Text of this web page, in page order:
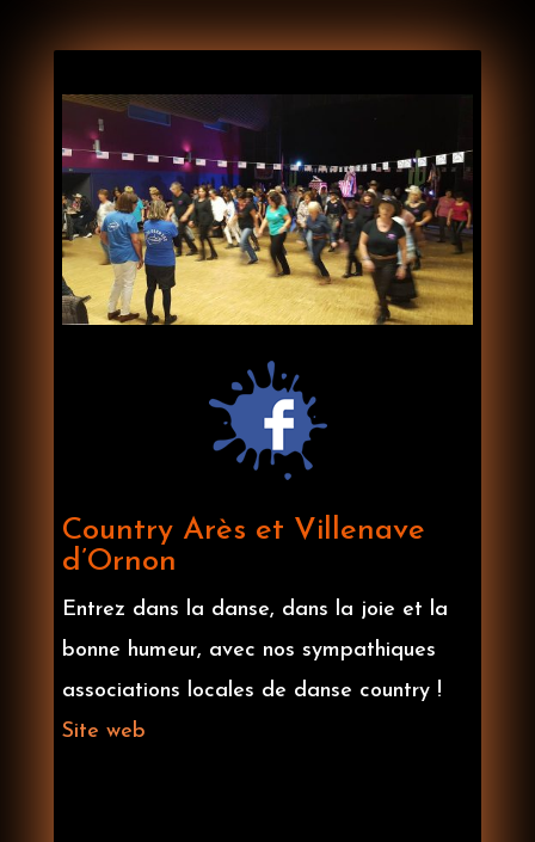
Country Arès et Villenave
d’Ornon
Entrez dans la danse, dans la joie et la
bonne humeur, avec nos sympathiques
associations locales de danse country !
Site web